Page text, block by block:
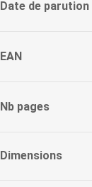
Date de parution
EAN
Nb pages
Dimensions